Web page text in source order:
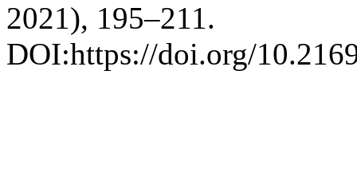
2021), 195–211.
DOI:https://doi.org/